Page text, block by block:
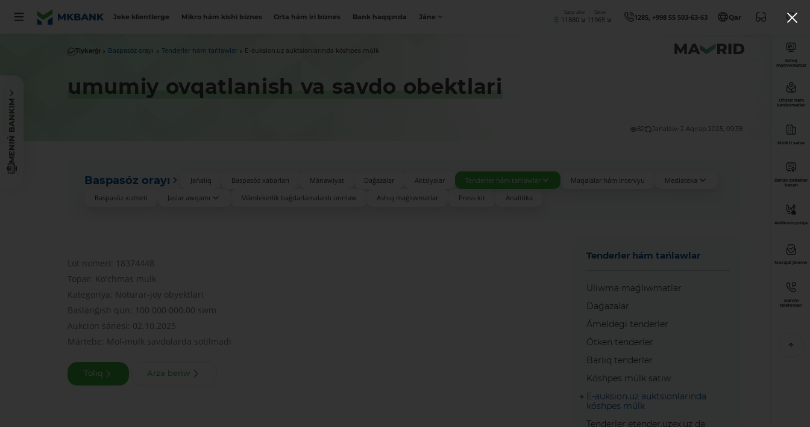
Jeke klientlerge Mikro hám kishi biznes Orta hám iri biznes Bank haqqında Jáne
Satıp alıw
11880
Satıw
11965 1285, +998 55 503-63-63 Qar
MENIŃ BANKIM
Tiykarǵı Baspasóz orayı Tenderler hám tańlawlar E-auksion.uz auktsionlarında kóshpes múlk
umumiy ovqatlanish va savdo obektlari
82 Jańalaw: 2 Aqırap 2025, 09:38
Baspasóz orayı Jańalıq Baspasóz xabarları Mánawiyat Daǵazalar Aktsiyalar Tenderler hám tańlawlar Maqalalar hám intervyu
Mediateka
Baspasóz xızmeti
Jaslar awqamı Mámleketlik baǵdarlamalardı orınlaw Ashıq maǵlıwmatlar Press-kit Analitika
Lot nomeri: 18374448
Topar: Koʻchmas mulk
Kategoriya: Noturar-joy obyektlari
Baslanǵısh qun: 100 000 000.00 swm
Aukcion sánesi: 02.10.2025
Mártebe: Mol-mulk savdolarda sotilmadi
Tolıq Arza beriw
Tenderler hám tańlawlar
Uliwma maǵlıwmatlar
Daǵazalar
Ámeldegi tenderler
Ótken tenderler
Barlıq tenderler
Kóshpes múlk satıw
E-auksion.uz auktsionlarında
kóshpes múlk
Tenderler etender.uzex.uz da
Ashıq
maǵlıwmatlar
Ofisler hám
bankomatlar
Múlkti satıw
Bahalı qaǵazlar
bazarı
Antikorrupsiya
Múrájat jiberiw
Isenim
telefonları